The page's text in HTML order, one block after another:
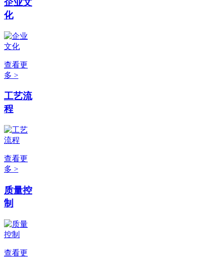
企业文
化
查看更
多 >
工艺流
程
查看更
多 >
质量控
制
查看更